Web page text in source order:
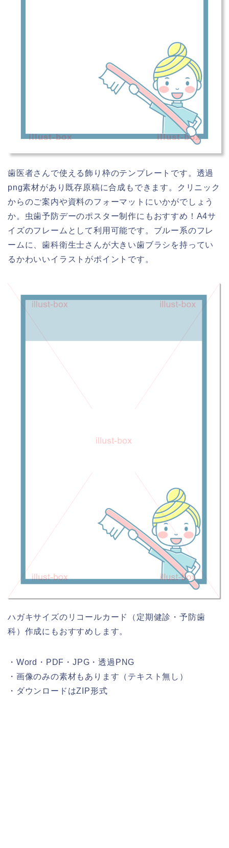
illust-box illust-box
歯医者さんで使える飾り枠のテンプレートです。透過
png素材があり既存原稿に合成もできます。クリニック
からのご案内や資料のフォーマットにいかがでしょう
か。虫歯予防デーのポスター制作にもおすすめ！A4サ
イズのフレームとして利用可能です。ブルー系のフレ
ームに、歯科衛生士さんが大きい歯ブラシを持ってい
るかわいいイラストがポイントです。
ハガキサイズのリコールカード（定期健診・予防歯
科）作成にもおすすめします。
・Word・PDF・JPG・透過PNG
・画像のみの素材もあります（テキスト無し）
・ダウンロードはZIP形式